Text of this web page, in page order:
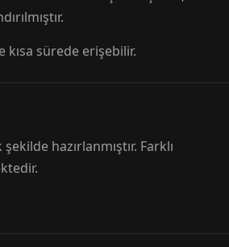
kısa sürede erişebilir.
hazırlanmıştır. Farklı